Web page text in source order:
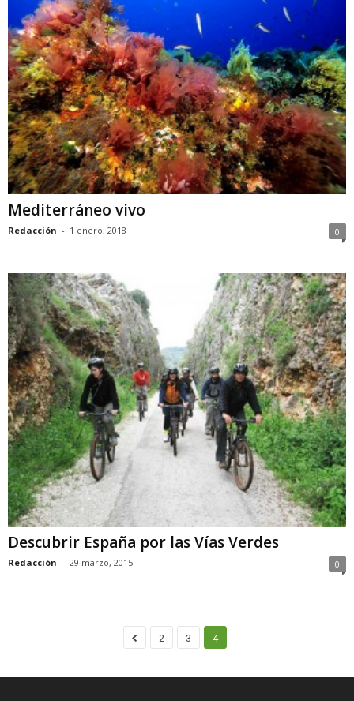
Mediterráneo vivo
Redacción - 1 enero, 2018 0
Descubrir España por las Vías Verdes
Redacción - 29 marzo, 2015 0
2 3 4